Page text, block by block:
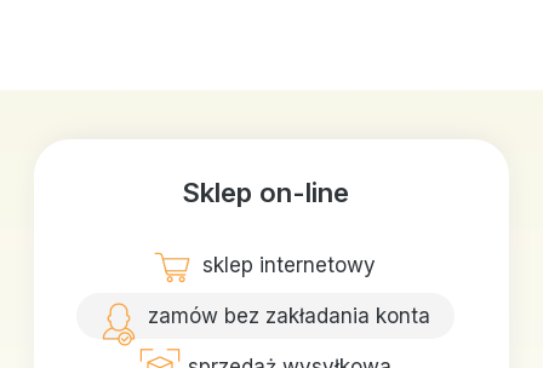
Sklep on-line
sklep internetowy
zamów bez zakładania konta